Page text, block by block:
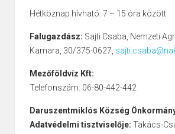
Hétköznap hívható: 7 – 15 óra között
Falugazdász: Sajti Csaba, Nemzeti
Kamara, 30/375-0627,
Mezőföldvíz Kft:
Telefonszám: 06-80-442-442
Daruszentmiklós Község
Adatvédelmi tisztviselője: Takács-